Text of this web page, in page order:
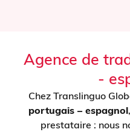
Agence de
-
Chez Translinguo
portugais – espagnol
prestataire : nous